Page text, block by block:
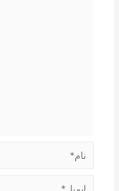
نام*
ایمیل*